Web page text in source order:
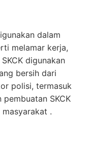
dalam
melamar kerja,
digunakan
bersih dari
polisi, termasuk
SKCK
.